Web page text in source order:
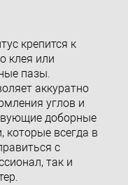
крепится к
клея или
пазы.
аккуратно
углов и
доборные
которые всегда в
с
так и